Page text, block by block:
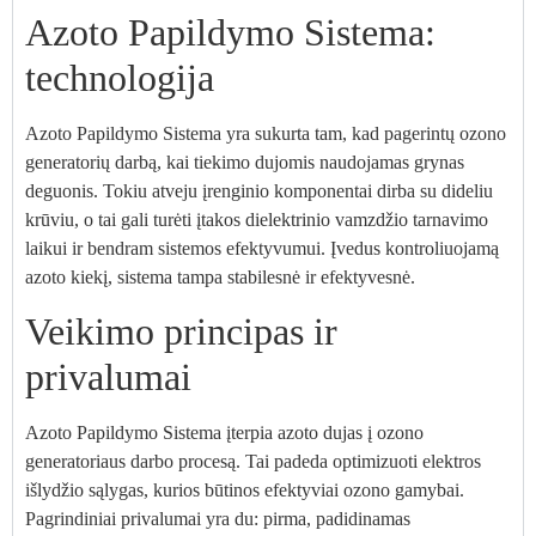
Azoto Papildymo Sistema:
technologija
Azoto Papildymo Sistema yra sukurta tam, kad pagerintų ozono
generatorių darbą, kai tiekimo dujomis naudojamas grynas
deguonis. Tokiu atveju įrenginio komponentai dirba su dideliu
krūviu, o tai gali turėti įtakos dielektrinio vamzdžio tarnavimo
laikui ir bendram sistemos efektyvumui. Įvedus kontroliuojamą
azoto kiekį, sistema tampa stabilesnė ir efektyvesnė.
Veikimo principas ir
privalumai
Azoto Papildymo Sistema įterpia azoto dujas į ozono
generatoriaus darbo procesą. Tai padeda optimizuoti elektros
išlydžio sąlygas, kurios būtinos efektyviai ozono gamybai.
Pagrindiniai privalumai yra du: pirma, padidinamas